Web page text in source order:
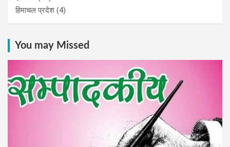
हिमाचल प्रदेश (4)
You may Missed